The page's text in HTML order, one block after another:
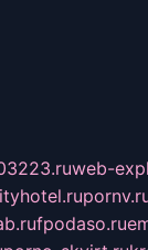
web-
fpodaso.ru